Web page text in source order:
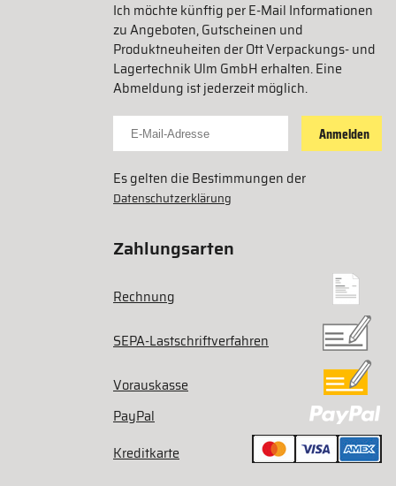
Ich möchte künftig per E-Mail Informationen
zu Angeboten, Gutscheinen und
Produktneuheiten der Ott Verpackungs- und
Lagertechnik Ulm GmbH erhalten. Eine
Abmeldung ist jederzeit möglich.
Für Newsletter anmelden
Anmelden
Es gelten die Bestimmungen der
Datenschutzerklärung
Zahlungsarten
Rechnung
SEPA-Lastschriftverfahren
Vorauskasse
PayPal
Kreditkarte